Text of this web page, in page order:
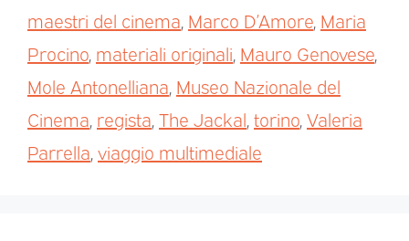
maestri del cinema Marco D’Amore Maria
Procino materiali originali Mauro Genovese
Mole Antonelliana Museo Nazionale del
Cinema regista The Jackal torino Valeria
Parrella viaggio multimediale